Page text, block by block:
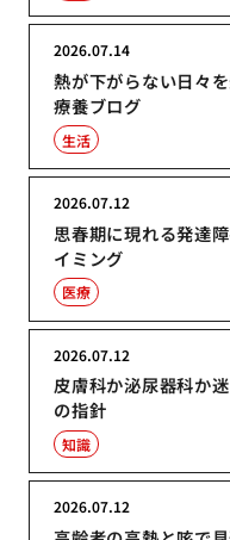
熱が下がらない日々
療養ブログ
2026.07.14
生活
思春期に現れる発達
イミング
2026.07.12
医療
皮膚科か泌尿器科か
の指針
2026.07.12
知識
2026.07.12